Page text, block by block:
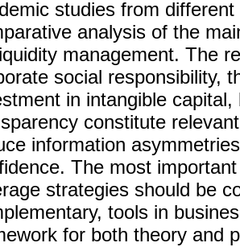
studies from
analysis of the
management. The
social responsibility,
in intangible
constitute
information
The most
strategies should be
tools in
for both theory and